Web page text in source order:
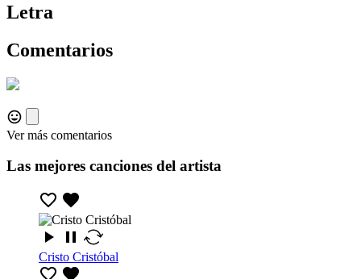
Letra
Comentarios
Ver más comentarios
Las mejores canciones del artista
Cristo Cristóbal